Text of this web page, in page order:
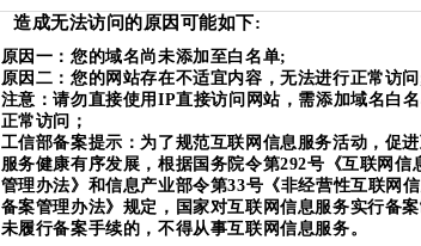
造成无法访问的原因可能如下:
原因一：您的域名尚未添加至白名单;
原因二：您的网站存在不适宜内容，无法进行正常访
注意：请勿直接使用IP直接访问网站，需添加域名白
正常访问；
工信部备案提示：为了规范互联网信息服务活动，促进
服务健康有序发展，根据国务院令第292号《互联网信
管理办法》和信息产业部令第33号《非经营性互联网
备案管理办法》规定，国家对互联网信息服务实行备案
未履行备案手续的，不得从事互联网信息服务。